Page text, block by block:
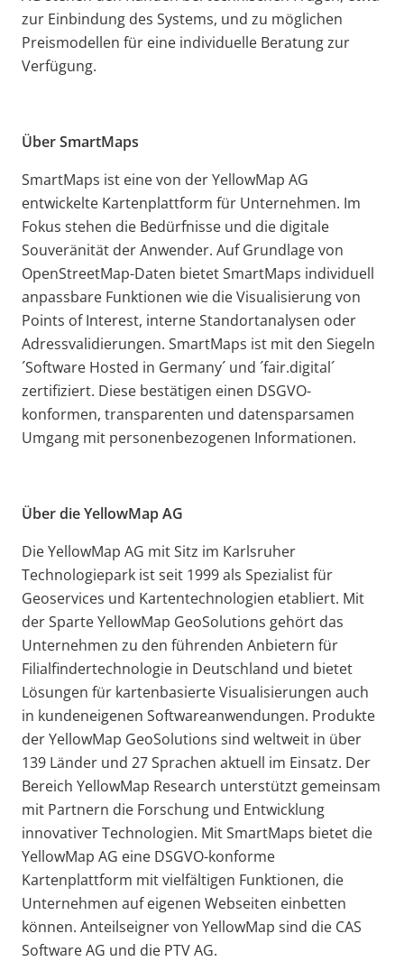
zur Einbindung des Systems, und zu möglichen
Preismodellen für eine individuelle Beratung zur
Verfügung.
Über SmartMaps
SmartMaps ist eine von der YellowMap AG
entwickelte Kartenplattform für Unternehmen. Im
Fokus stehen die Bedürfnisse und die digitale
Souveränität der Anwender. Auf Grundlage von
OpenStreetMap-Daten bietet SmartMaps individuell
anpassbare Funktionen wie die Visualisierung von
Points of Interest, interne Standortanalysen oder
Adressvalidierungen. SmartMaps ist mit den Siegeln
´Software Hosted in Germany´ und ´fair.digital´
zertifiziert. Diese bestätigen einen DSGVO-
konformen, transparenten und datensparsamen
Umgang mit personenbezogenen Informationen.
Über die YellowMap AG
Die YellowMap AG mit Sitz im Karlsruher
Technologiepark ist seit 1999 als Spezialist für
Geoservices und Kartentechnologien etabliert. Mit
der Sparte YellowMap GeoSolutions gehört das
Unternehmen zu den führenden Anbietern für
Filialfindertechnologie in Deutschland und bietet
Lösungen für kartenbasierte Visualisierungen auch
in kundeneigenen Softwareanwendungen. Produkte
der YellowMap GeoSolutions sind weltweit in über
139 Länder und 27 Sprachen aktuell im Einsatz. Der
Bereich YellowMap Research unterstützt gemeinsam
mit Partnern die Forschung und Entwicklung
innovativer Technologien. Mit SmartMaps bietet die
YellowMap AG eine DSGVO-konforme
Kartenplattform mit vielfältigen Funktionen, die
Unternehmen auf eigenen Webseiten einbetten
können. Anteilseigner von YellowMap sind die CAS
Software AG und die PTV AG.